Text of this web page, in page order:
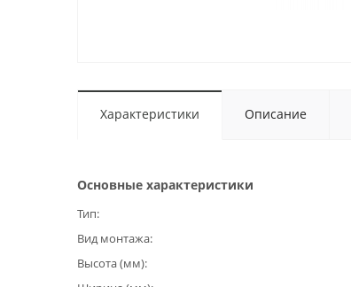
Характеристики Описание
Основные характеристики
Тип
Вид монтажа
Высота (мм)